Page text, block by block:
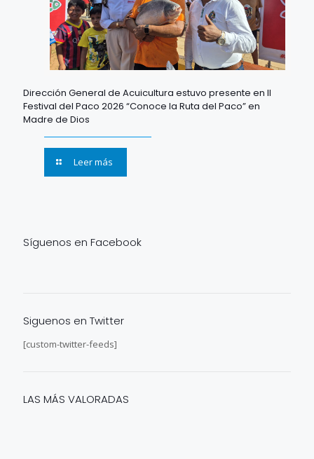
Dirección General de Acuicultura estuvo presente en II
Festival del Paco 2026 “Conoce la Ruta del Paco” en
Madre de Dios
Leer más
Síguenos en Facebook
Siguenos en Twitter
[custom-twitter-feeds]
LAS MÁS VALORADAS